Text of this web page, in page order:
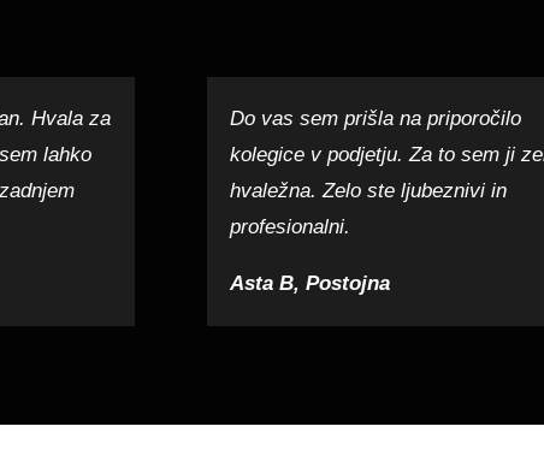
Hvala za
lahko
Do vas sem prišla na priporočilo
kolegice v podjetju. Za to sem ji
hvaležna. Zelo ste ljubeznivi in
profesionalni.
Asta B, Postojna